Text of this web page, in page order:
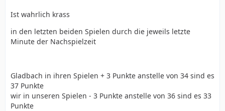
Ist wahrlich krass
in den letzten beiden Spielen durch die jeweils letzte
Minute der Nachspielzeit
Gladbach in ihren Spielen + 3 Punkte anstelle von 34 sind es
37 Punkte
wir in unseren Spielen - 3 Punkte anstelle von 36 sind es 33
Punkte